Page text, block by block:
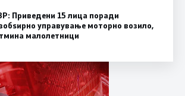
Приведени 15 лица поради
управување моторно возило,
малолетници